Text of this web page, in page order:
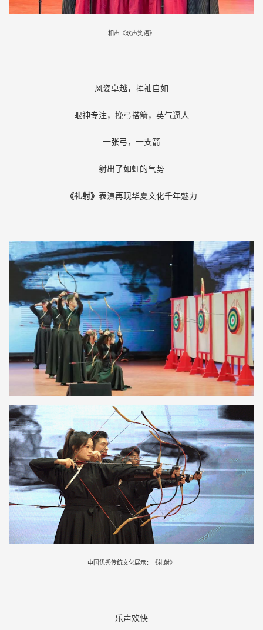
相声《欢声笑语》
风姿卓越，挥袖自如
眼神专注，挽弓搭箭，英气逼人
一张弓，一支箭
射出了如虹的气势
《礼射》 表演再现华夏文化千年魅力
中国优秀传统文化展示：《礼射》
乐声欢快